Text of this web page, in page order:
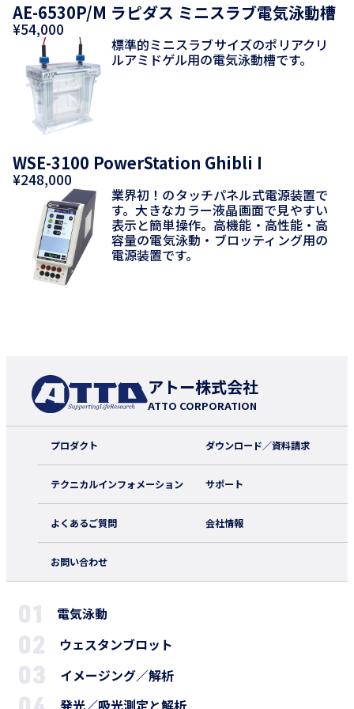
AE-6530P/M ラピダス ミニスラブ電気泳動槽
¥54,000
標準的ミニスラブサイズのポリアクリ
ルアミドゲル用の電気泳動槽です。
WSE-3100 PowerStation Ghibli I
¥248,000
業界初！のタッチパネル式電源装置で
す。大きなカラー液晶画面で見やすい
表示と簡単操作。高機能・高性能・高
容量の電気泳動・ブロッティング用の
電源装置です。
アトー株式会社
ATTO CORPORATION
プロダクト ダウンロード／資料請求
テクニカルインフォメーション サポート
よくあるご質問 会社情報
お問い合わせ
電気泳動
ウェスタンブロット
イメージング／解析